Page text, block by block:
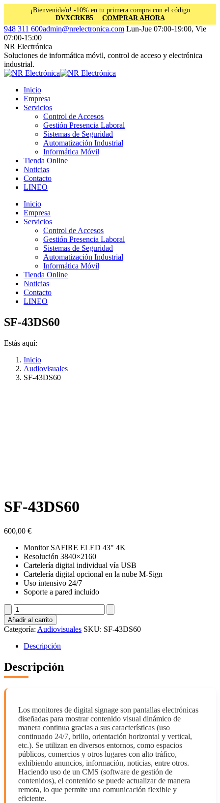
¡Bienvenida/o! -10% en tu primera compra con el código
DVXCRKB5. COMPRAR AHORA
Saltar
al
contenido
Facebook
page
opens
in
new
window
Instagram
page
opens
in
new
window
Linkedin
page
opens
in
new
window
948 311 600admin@nrelectronica.com Lun-Jue 07:00-19:00, Vie
07:00-15:00
NR Electrónica
Soluciones de informática móvil, control de acceso y electrónica
industrial.
Inicio
Empresa
Servicios
Control de Accesos
Gestión Presencia Laboral
Sistemas de Seguridad
Automatización Industrial
Informática Móvil
Tienda Online
Noticias
Contacto
LINEO
Inicio
Empresa
Servicios
Control de Accesos
Gestión Presencia Laboral
Sistemas de Seguridad
Automatización Industrial
Informática Móvil
Tienda Online
Noticias
Contacto
LINEO
SF-43DS60
Estás aquí:
Inicio
Audiovisuales
SF-43DS60
SF-43DS60
600,00 €
Monitor SAFIRE ELED 43" 4K
Resolución 3840×2160
Cartelería digital individual vía USB
Cartelería digital opcional en la nube M-Sign
Uso intensivo 24/7
Soporte a pared incluido
SF-
43DS60
cantidad
Añadir al carrito
Categoría: Audiovisuales SKU: SF-43DS60
Descripción
Descripción
Los monitores de digital signage son pantallas electrónicas
diseñadas para mostrar contenido visual dinámico de
manera continua gracias a sus características (uso
continuado 24/7, brillo, orientación horizontal y vertical,
etc.). Se utilizan en diversos entornos, como espacios
públicos, comercios y otros lugares con alto tráfico,
exhibiendo anuncios, información, noticias, entre otros.
Haciendo uso de un CMS (software de gestión de
contenidos), el contenido se puede actualizar de manera
remota, lo que permite una comunicación flexible y
eficiente.